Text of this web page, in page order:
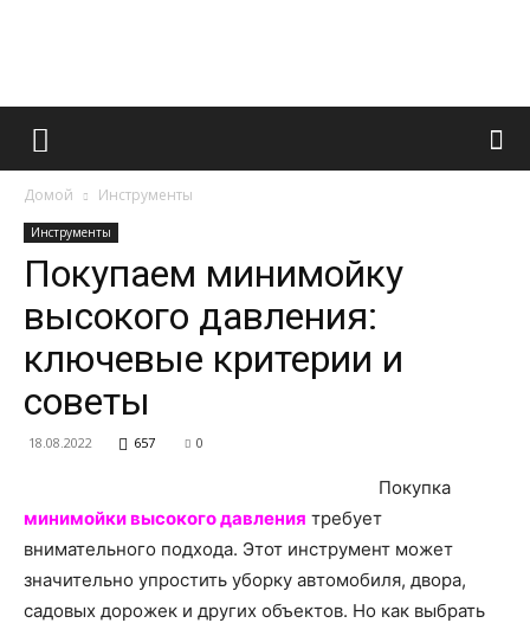
Французский
и
о
Домой Инструменты
Инструменты
Покупаем минимойку
высокого давления:
ключевые критерии и
советы
18.08.2022 657 0
Покупка
минимойки высокого давления требует
внимательного подхода. Этот инструмент может
значительно упростить уборку автомобиля, двора,
садовых дорожек и других объектов. Но как выбрать